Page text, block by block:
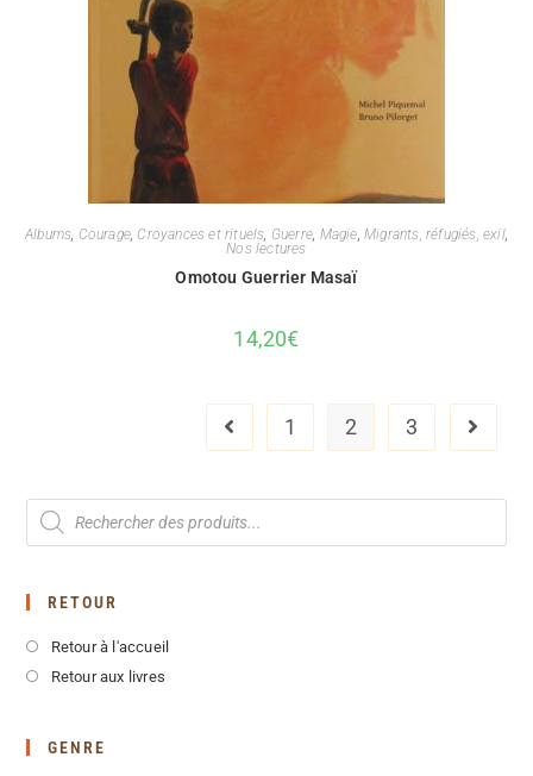
Albums, Courage, Croyances et rituels, Guerre, Magie, Migrants, réfugiés, exil,
Nos lectures
Omotou Guerrier Masaï
14,20€
1 2 3
RETOUR
Retour à l'accueil
Retour aux livres
GENRE